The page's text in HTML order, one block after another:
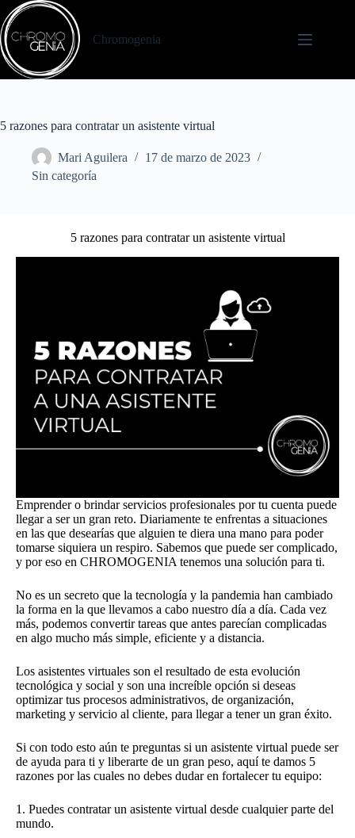
Chromogenia
5 razones para contratar un asistente virtual
Mari Aguilera
17 de marzo de 2023
Sin categoría
5 razones para contratar un asistente virtual
Emprender o brindar servicios profesionales por tu cuenta puede
llegar a ser un gran reto. Diariamente te enfrentas a situaciones
en las que desearías que alguien te diera una mano para poder
tomarse siquiera un respiro. Sabemos que puede ser complicado,
y por eso en CHROMOGENIA tenemos una solución para ti.
No es un secreto que la tecnología y la pandemia han cambiado
la forma en la que llevamos a cabo nuestro día a día. Cada vez
más, podemos convertir tareas que antes parecían complicadas
en algo mucho más simple, eficiente y a distancia.
Los asistentes virtuales son el resultado de esta evolución
tecnológica y social y son una increíble opción si deseas
optimizar tus procesos administrativos, de organización,
marketing y servicio al cliente, para llegar a tener un gran éxito.
Si con todo esto aún te preguntas si un asistente virtual puede ser
de ayuda para ti y liberarte de un gran peso, aquí te damos 5
razones por las cuales no debes dudar en fortalecer tu equipo:
1. Puedes contratar un asistente virtual desde cualquier parte del
mundo.